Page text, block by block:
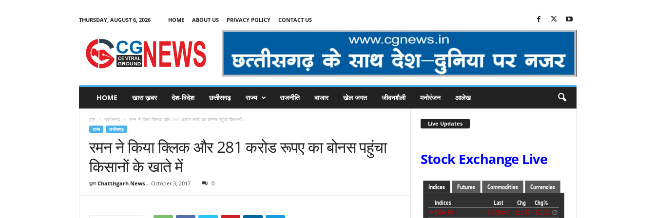
THURSDAY, AUGUST 6, 2026 HOME ABOUT US PRIVACY POLICY CONTACT US
C
HOME खास ख़बर देश-विदेश छत्तीसगढ़ राज्य राजनीति बाजार खेल जगत जीवनशैली मनोरंजन आलेख
होम छत्तीसगढ़ रमन ने किया क्लिक और 281 करोड रूपए का बोनस पहुंचा किसानों...
राज्य छत्तीसगढ़
रमन ने किया क्लिक और 281 करोड रूपए का बोनस पहुंचा
किसानों के खाते में
द्वारा Chattisgarh News- October 3, 2017 0
Live Updates
Stock Exchange Live